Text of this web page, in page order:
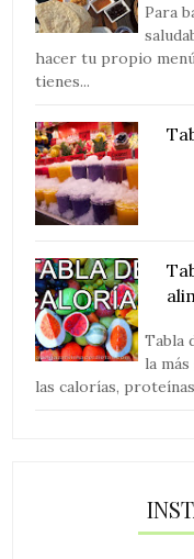
Para
hacer tu propio
tienes...
Tabla
la
las calorías,